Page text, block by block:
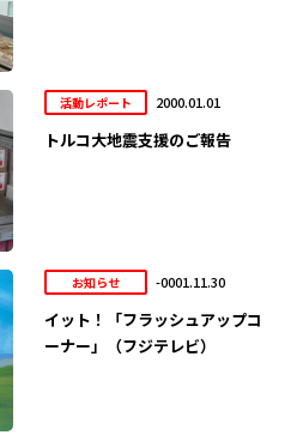
活動レポート 2000.01.01
トルコ大地震支援のご報告
お知らせ -0001.11.30
イット！「フラッシュアップコ
ーナー」（フジテレビ）